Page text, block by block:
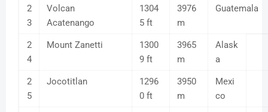
2
3
Volcan
Acatenango
1304
5 ft
3976
m
Guatemala
2
4
Mount Zanetti
1300
9 ft
3965
m
Alask
a
2
5
Jocotitlan
1296
0 ft
3950
m
Mexi
co